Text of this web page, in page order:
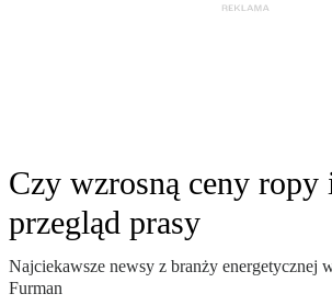
Czy wzrosną ceny ropy
przegląd prasy
Najciekawsze newsy z branży energetycznej
Furman